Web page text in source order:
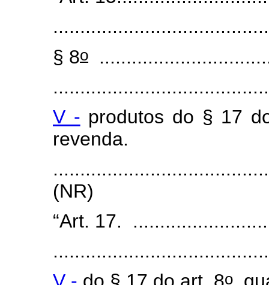
§ 8o
V - produtos do § 17
revenda.
(NR)
“Art. 17.
o